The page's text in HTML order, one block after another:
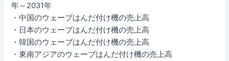
年～2031年
・中国のウェーブはんだ付け機の売上高
・日本のウェーブはんだ付け機の売上高
・韓国のウェーブはんだ付け機の売上高
・東南アジアのウェーブはんだ付け機の売上高